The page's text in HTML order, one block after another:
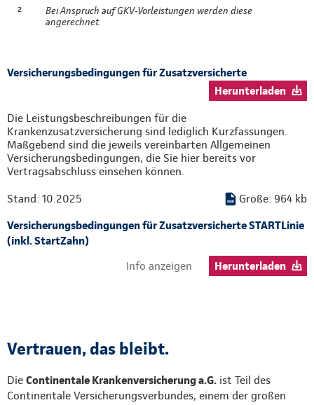
²
Bei Anspruch auf GKV-Vorleistungen werden diese
angerechnet.
Versicherungsbedingungen für Zusatzversicherte
Herunterladen
Die Leistungsbeschreibungen für die
Krankenzusatzversicherung sind lediglich Kurzfassungen.
Maßgebend sind die jeweils vereinbarten Allgemeinen
Versicherungsbedingungen, die Sie hier bereits vor
Vertragsabschluss einsehen können.
Stand: 10.2025
Größe: 964 kb
Versicherungsbedingungen für Zusatzversicherte STARTLinie
(inkl. StartZahn)
Info anzeigen
Herunterladen
Vertrauen, das bleibt.
Die Continentale Krankenversicherung a.G. ist Teil des
Continentale Versicherungsverbundes, einem der großen